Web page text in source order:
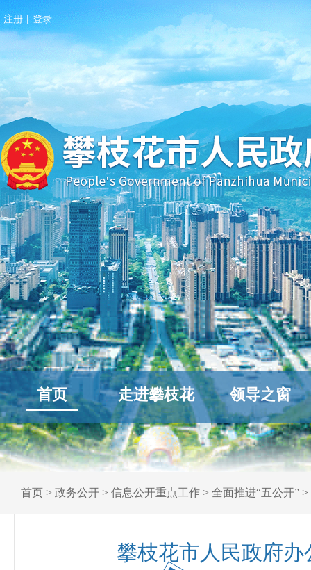
注册 | 登录
首页 走进攀枝花 领导之窗
首页 > 政务公开 > 信息公开重点工作 > 全面推进“五公开” >
攀枝花市人民政府